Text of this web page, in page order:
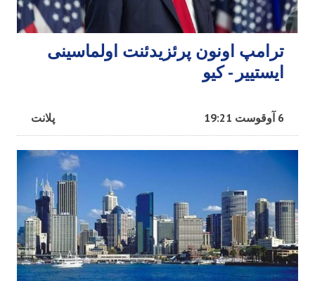
ترامپ اونون پرئزیدئنت اولماسینی
ایستییر - کیو
پلانت 6 آوقوست 19:21